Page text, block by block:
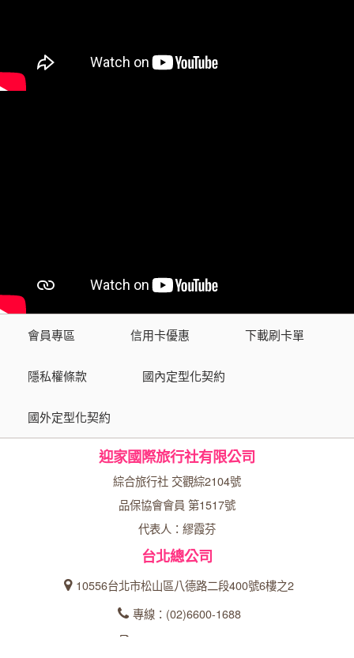
會員專區 信用卡優惠 下載刷卡單
隱私權條款 國內定型化契約
國外定型化契約
迎家國際旅行社有限公司
綜合旅行社 交觀綜2104號
品保協會會員 第1517號
代表人：繆霞芬
台北總公司
10556台北市松山區八德路二段400號6樓之2
專線：(02)6600-1688